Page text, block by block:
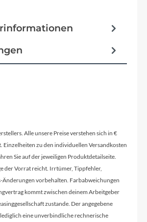
Alle unsere Preise verstehen sich in €
Einzelheiten zu den individuellen Versandkosten
Sie auf der jeweiligen Produktdetailseite.
der Vorrat reicht. Irrtümer, Tippfehler,
Änderungen vorbehalten. Farbabweichungen
kommt zwischen deinem Arbeitgeber
zustande. Der angegebene
eine unverbindliche rechnerische